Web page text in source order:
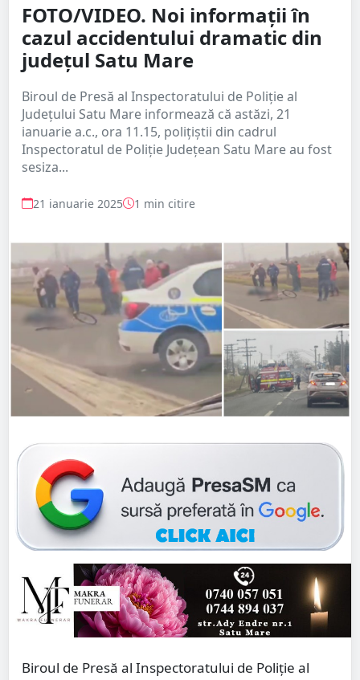
FOTO/VIDEO. Noi informații în
cazul accidentului dramatic din
județul Satu Mare
Biroul de Presă al Inspectoratului de Poliție al
Județului Satu Mare informează că astăzi, 21
ianuarie a.c., ora 11.15, polițiștii din cadrul
Inspectoratul de Poliție Județean Satu Mare au fost
sesiza...
21 ianuarie 2025 1 min citire
Biroul de Presă al Inspectoratului de Poliție al